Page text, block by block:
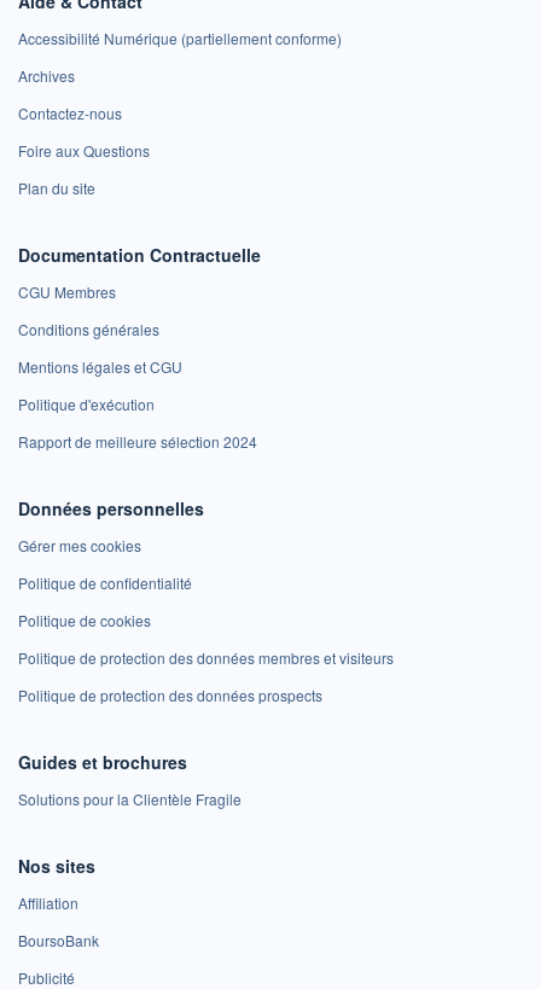
Accessibilité Numérique (partiellement conforme)
Archives
Contactez-nous
Foire aux Questions
Plan du site
Documentation Contractuelle
CGU Membres
Conditions générales
Mentions légales et CGU
Politique d'exécution
Rapport de meilleure sélection 2024
Données personnelles
Gérer mes cookies
Politique de confidentialité
Politique de cookies
Politique de protection des données membres et visiteurs
Politique de protection des données prospects
Guides et brochures
Solutions pour la Clientèle Fragile
Nos sites
Affiliation
BoursoBank
Publicité